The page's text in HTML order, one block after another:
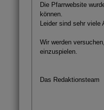
Die Pfarrwebsite
können.
Leider sind sehr viele
Wir werden
einzuspielen.
Das Redaktionsteam